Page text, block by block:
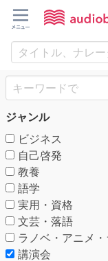
ジャンル
ビジネス
自己啓発
教養
語学
実用・資格
文芸・落語
ラノベ・アニメ
講演会